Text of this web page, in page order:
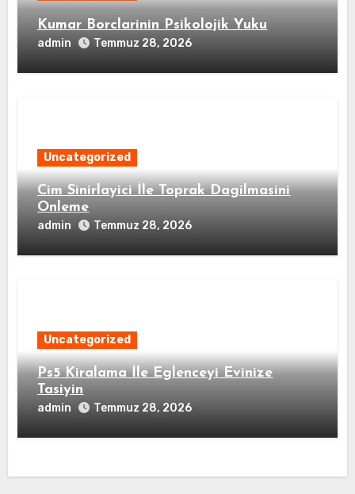
Kumar Borclarinin Psikolojik Yuku
admin Temmuz 28, 2026
Uncategorized
Cim Sinirlayici İle Toprak Dagilmasini
Onleme
admin Temmuz 28, 2026
Uncategorized
Ps5 Kiralama İle Eglenceyi Evinize
Tasiyin
admin Temmuz 28, 2026